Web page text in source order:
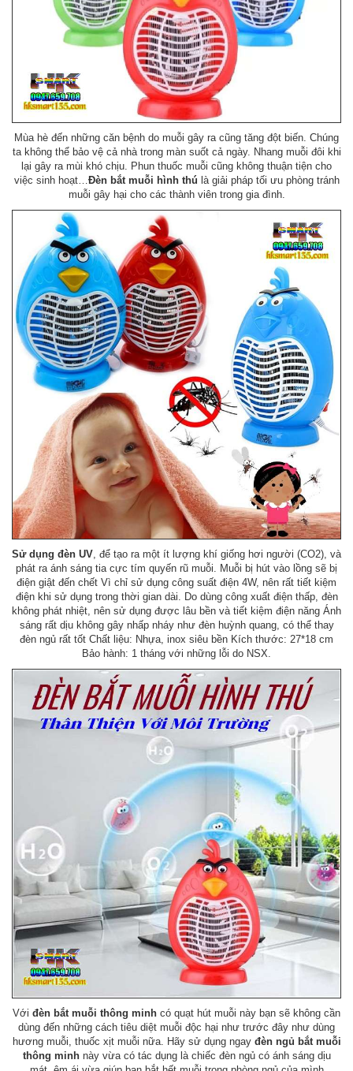
Mùa hè đến những căn bệnh do muỗi gây ra cũng tăng đột biến. Chúng
ta không thể bảo vệ cả nhà trong màn suốt cả ngày. Nhang muỗi đôi khi
lại gây ra mùi khó chịu. Phun thuốc muỗi cũng không thuận tiện cho
việc sinh hoạt… Đèn bắt muỗi hình thú là giải pháp tối ưu phòng tránh
muỗi gây hại cho các thành viên trong gia đình.
Sử dụng đèn UV , để tạo ra một ít lượng khí giống hơi người (CO2), và
phát ra ánh sáng tia cực tím quyến rũ muỗi. Muỗi bị hút vào lồng sẽ bị
điện giật đến chết Vì chỉ sử dụng công suất điện 4W, nên rất tiết kiệm
điện khi sử dụng trong thời gian dài. Do dùng công xuất điện thấp, đèn
không phát nhiệt, nên sử dụng được lâu bền và tiết kiệm điện năng Ánh
sáng rất dịu không gây nhấp nháy như đèn huỳnh quang, có thể thay
đèn ngủ rất tốt Chất liệu: Nhựa, inox siêu bền Kích thước: 27*18 cm
Bảo hành: 1 tháng với những lỗi do NSX.
Với đèn bắt muỗi thông minh có quạt hút muỗi này bạn sẽ không cần
dùng đến những cách tiêu diệt muỗi độc hại như trước đây như dùng
hương muỗi, thuốc xịt muỗi nữa. Hãy sử dụng ngay đèn ngủ bắt muỗi
thông minhnày vừa có tác dụng là chiếc đèn ngủ có ánh sáng dịu